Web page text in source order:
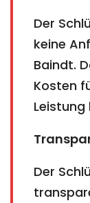
Der
keine
Baindt.
Kosten
Leistung
Der